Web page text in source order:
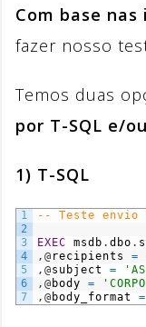
Com base
fazer nosso
Temos duas
por T-SQL e/
1) T-SQL
1
2
3
4
5
6
7
-- Teste envio
EXEC msdb . dbo .
, @ recipients =
, @subject =
, @ body =
, @ body_format =